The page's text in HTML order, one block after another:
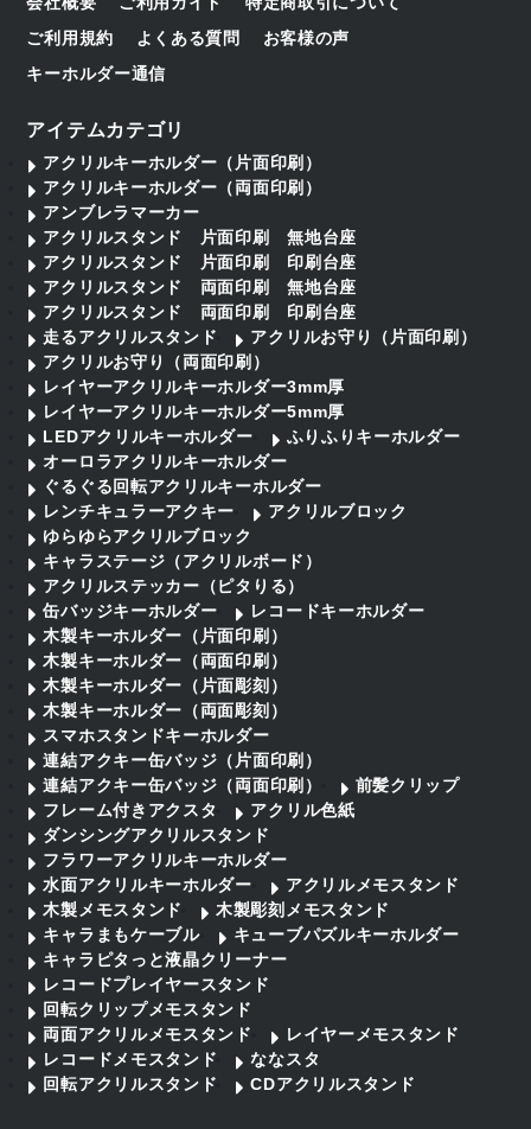
ご利用規約
よくある質問
お客様の声
キーホルダー通信
アイテムカテゴリ
アクリルキーホルダー（片面印刷）
アクリルキーホルダー（両面印刷）
アンブレラマーカー
アクリルスタンド 片面印刷 無地台座
アクリルスタンド 片面印刷 印刷台座
アクリルスタンド 両面印刷 無地台座
アクリルスタンド 両面印刷 印刷台座
走るアクリルスタンド
アクリルお守り（片面印刷）
アクリルお守り（両面印刷）
レイヤーアクリルキーホルダー3mm厚
レイヤーアクリルキーホルダー5mm厚
LEDアクリルキーホルダー
ふりふりキーホルダー
オーロラアクリルキーホルダー
ぐるぐる回転アクリルキーホルダー
レンチキュラーアクキー
アクリルブロック
ゆらゆらアクリルブロック
キャラステージ（アクリルボード）
アクリルステッカー（ピタりる）
缶バッジキーホルダー
レコードキーホルダー
木製キーホルダー（片面印刷）
木製キーホルダー（両面印刷）
木製キーホルダー（片面彫刻）
木製キーホルダー（両面彫刻）
スマホスタンドキーホルダー
連結アクキー缶バッジ（片面印刷）
連結アクキー缶バッジ（両面印刷）
前髪クリップ
フレーム付きアクスタ
アクリル色紙
ダンシングアクリルスタンド
フラワーアクリルキーホルダー
水面アクリルキーホルダー
アクリルメモスタンド
木製メモスタンド
木製彫刻メモスタンド
キャラまもケーブル
キューブパズルキーホルダー
キャラピタっと液晶クリーナー
レコードプレイヤースタンド
回転クリップメモスタンド
両面アクリルメモスタンド
レイヤーメモスタンド
レコードメモスタンド
ななスタ
回転アクリルスタンド
CDアクリルスタンド